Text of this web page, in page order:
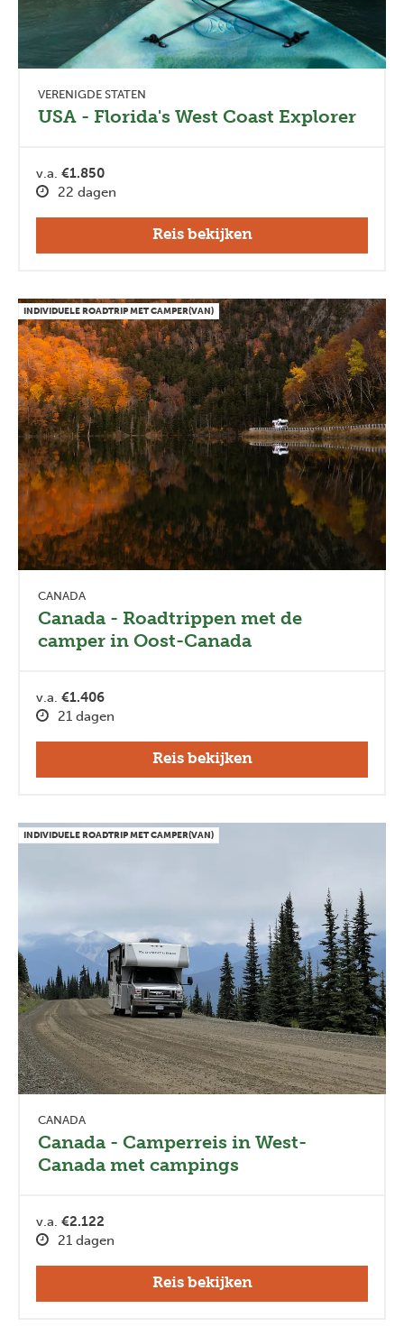
VERENIGDE STATEN
USA - Florida's West Coast Explorer
v.a. €1.850
22 dagen
Reis bekijken
INDIVIDUELE ROADTRIP MET CAMPER(VAN)
CANADA
Canada - Roadtrippen met de
camper in Oost-Canada
v.a. €1.406
21 dagen
Reis bekijken
INDIVIDUELE ROADTRIP MET CAMPER(VAN)
CANADA
Canada - Camperreis in West-
Canada met campings
v.a. €2.122
21 dagen
Reis bekijken